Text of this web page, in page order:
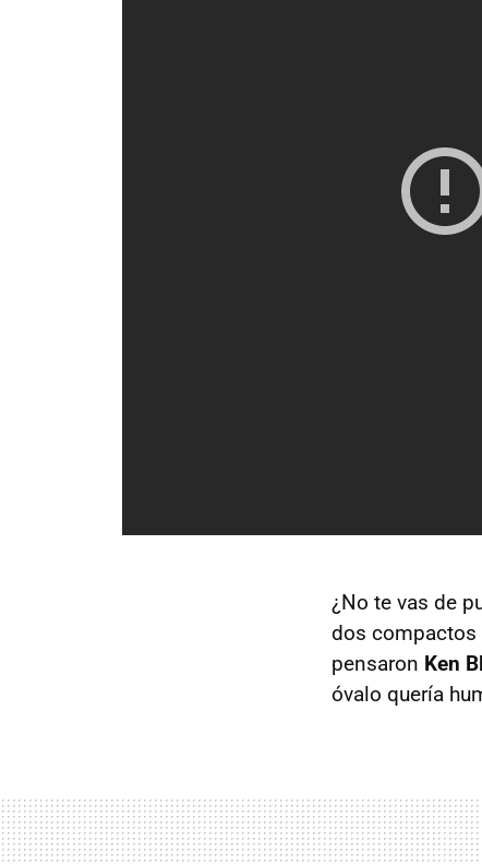
¿No te vas de
dos compactos
pensaron Ken
óvalo quería